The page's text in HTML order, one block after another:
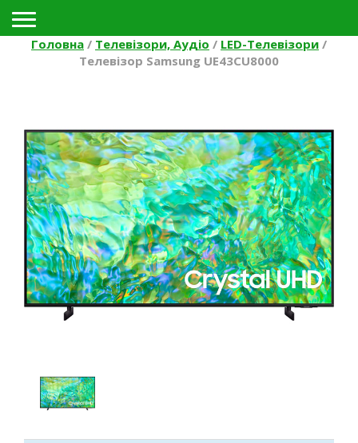
Головна / Телевізори, Аудіо / LED-Телевізори /
Телевізор Samsung UE43CU8000